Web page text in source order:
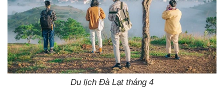
Du lịch Đà Lạt tháng 4